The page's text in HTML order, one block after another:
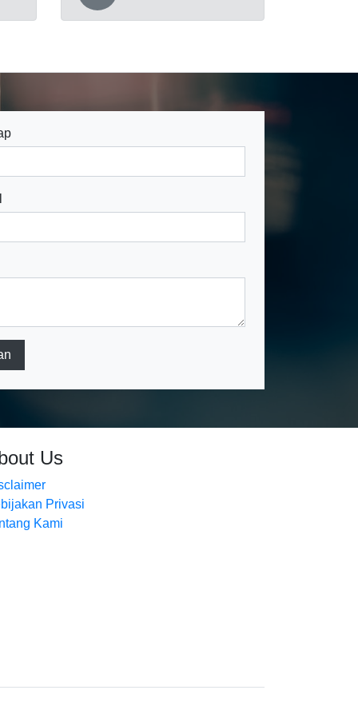
Us
Privasi
Kami